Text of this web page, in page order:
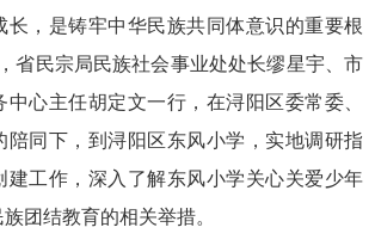
长，是铸牢中华民族共同体意识的重要根
省民宗局民族社会事业处处长缪星宇、市
心主任胡定文一行，在浔阳区委常委、
陪同下，到浔阳区东风小学，实地调研指
建工作，深入了解东风小学关心关爱少年
团结教育的相关举措。